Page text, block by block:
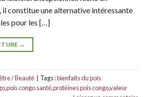
constitue une alternative intéressante
pour les […]
→
/ Beauté Tags :bienfaits du pois
,pois congo santé,protéines pois congo,valeur